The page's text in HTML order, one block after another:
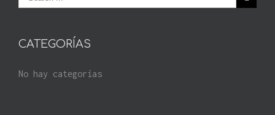
CATEGORÍAS
No hay categorías